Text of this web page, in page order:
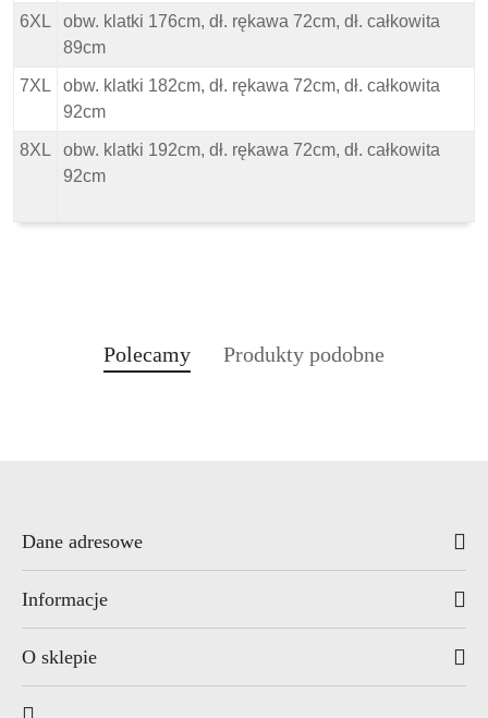
6XL
obw. klatki 176cm, dł. rękawa 72cm, dł. całkowita
89cm
7XL
obw. klatki 182cm, dł. rękawa 72cm, dł. całkowita
92cm
8XL
obw. klatki 192cm, dł. rękawa 72cm, dł. całkowita
92cm
Pomiń karuzelę produktów
Produkty
Polecamy
Produkty
Produkty podobne
Dane adresowe
Informacje
O sklepie